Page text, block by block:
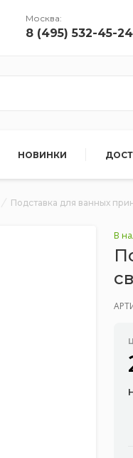
Москва:
8 (495) 532-45-24
НОВИНКИ
Подставка для ванных
В